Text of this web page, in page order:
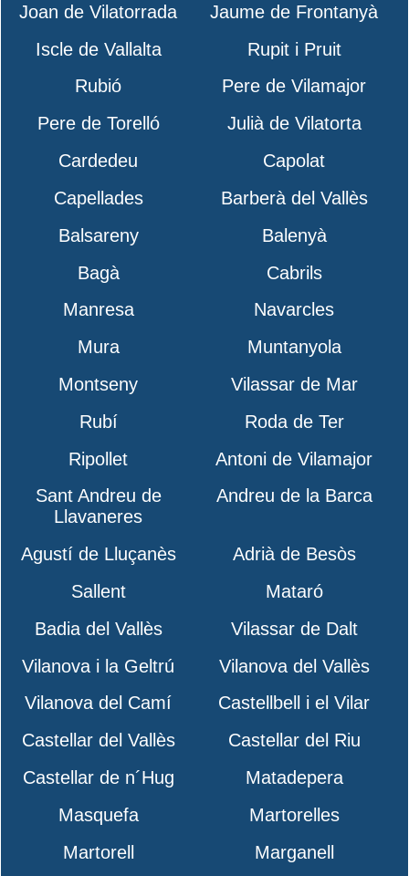
Joan de Vilatorrada
Jaume de Frontanyà
Iscle de Vallalta
Rupit i Pruit
Rubió
Pere de Vilamajor
Pere de Torelló
Julià de Vilatorta
Cardedeu
Capolat
Capellades
Barberà del Vallès
Balsareny
Balenyà
Bagà
Cabrils
Manresa
Navarcles
Mura
Muntanyola
Montseny
Vilassar de Mar
Rubí
Roda de Ter
Ripollet
Antoni de Vilamajor
Sant Andreu de
Llavaneres
Andreu de la Barca
Agustí de Lluçanès
Adrià de Besòs
Sallent
Mataró
Badia del Vallès
Vilassar de Dalt
Vilanova i la Geltrú
Vilanova del Vallès
Vilanova del Camí
Castellbell i el Vilar
Castellar del Vallès
Castellar del Riu
Castellar de n´Hug
Matadepera
Masquefa
Martorelles
Martorell
Marganell